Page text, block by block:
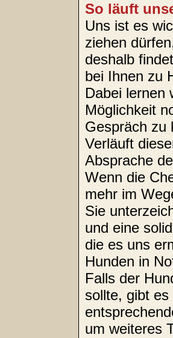
So läuft
Uns ist es
ziehen
deshalb
bei Ihnen zu
Dabei lernen
Möglichkeit
Gespräch zu
Verläuft
Absprache
Wenn die
mehr im
Sie
und eine
die es uns
Hunden in
Falls der
sollte, gibt
um weiteres